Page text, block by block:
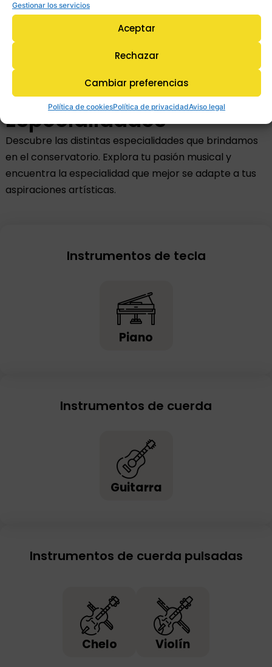
Gestionar los servicios
Aceptar
Rechazar
Cambiar preferencias
Política de cookiesPolítica de privacidadAviso legal
Pruebas de acceso
Especialidades
Descubre las distintas especialidades que brindamos
en el conservatorio. Explora tu pasión musical y
encuentra la especialidad que mejor se adapte a tus
aspiraciones artísticas.
Instrumentos de tecla
Piano
Instrumentos de cuerda
Guitarra
Instrumentos de cuerda pulsadas
Chelo Violín